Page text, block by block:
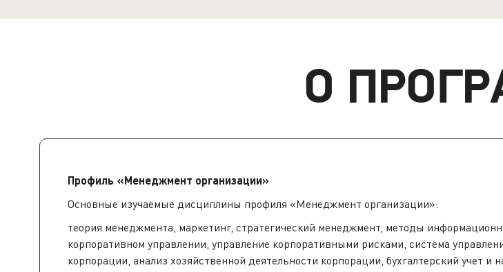
О
Профиль «Менеджмент организации»
Основные изучаемые дисциплины профиля «Менеджмент организации»:
теория менеджмента, маркетинг, стратегический менеджмент, методы
корпоративном управлении, управление корпоративными рисками, система
корпорации, анализ хозяйственной деятельности корпорации, бухгалтерский учет